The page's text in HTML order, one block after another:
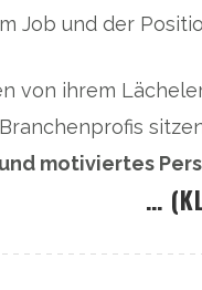
Job und der
von ihrem
motiviertes
…